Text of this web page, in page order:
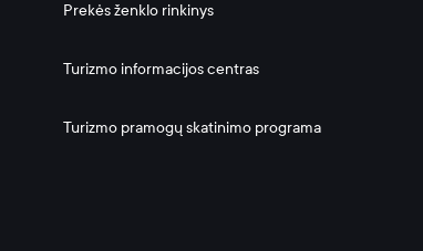
Prekės ženklo rinkinys
Turizmo informacijos centras
Turizmo pramogų skatinimo programa